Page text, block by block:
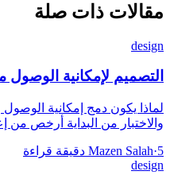
مقالات ذات صلة
design
التصميم لإمكانية
والاختبار من البداية أرخص من
Mazen Salah·5 دقيقة قراءة
design